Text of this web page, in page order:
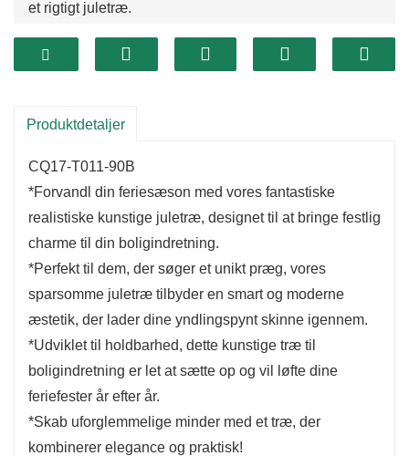
et rigtigt juletræ.
realistisk PE, ser utroligt naturtro ud og praler af
at arrangere grenene. Forvent masser af komplimenter
fra kolleger og familie!
4. Robust og sikker:Basen garanterer stabilitet og
holder træet på plads, mens det tilføjer et charmerende
rustikt element til din ferieindretning.
5. Alsidig dekoration:Dette grønne PE juletræ er et
perfekt lærred til din kreativitet. Tilpas den med dine
yndlingspynt og dekorationer for at gøre den helt unik!
Produktdetaljer
CQ17-T011-90B
*Forvandl din feriesæson med vores fantastiske
realistiske kunstige juletræ, designet til at bringe festlig
charme til din boligindretning.
*Perfekt til dem, der søger et unikt præg, vores
sparsomme juletræ tilbyder en smart og moderne
æstetik, der lader dine yndlingspynt skinne igennem.
*Udviklet til holdbarhed, dette kunstige træ til
boligindretning er let at sætte op og vil løfte dine
feriefester år efter år.
*Skab uforglemmelige minder med et træ, der
kombinerer elegance og praktisk!